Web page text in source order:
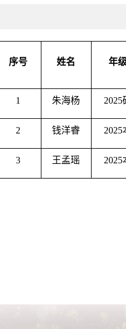
序号 姓名 年
1 朱海杨 2025
2 钱洋睿 2025
3 王孟瑶 2025